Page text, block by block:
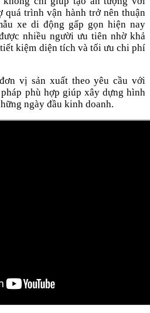
quá trình vận hành trở nên thuận
xe di động gấp gọn hiện nay
nhiều người ưu tiên nhờ khả
kiệm diện tích và tối ưu chi phí
vị sản xuất theo yêu cầu với
phù hợp giúp xây dựng hình
ngày đầu kinh doanh.